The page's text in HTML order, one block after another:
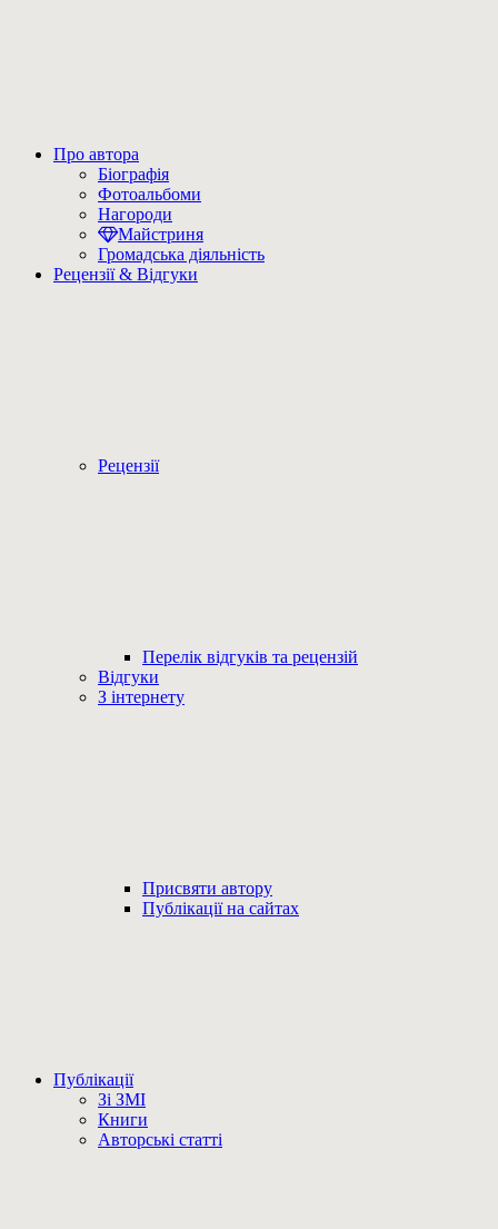
Про автора
Біографія
Фотоальбоми
Нагороди
Майстриня
Громадська діяльність
Рецензії & Відгуки
Рецензії
Перелік відгуків та рецензій
Відгуки
З інтернету
Присвяти автору
Публікації на сайтах
Публікації
Зі ЗМІ
Книги
Авторські статті